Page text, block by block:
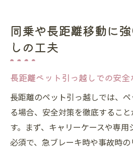
同乗や長距離移動に
しの工夫
長距離ペット引っ越しでの安全
長距離のペット引っ越しでは、
る場合、安全対策を徹底するこ
す。まず、キャリーケースや専
必須で、急ブレーキ時や事故時の